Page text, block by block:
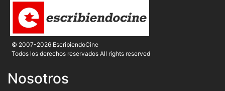
© 2007-2026 EscribiendoCine
Todos los derechos reservados All rights reserved
Nosotros